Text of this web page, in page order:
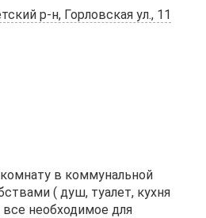
р-н, Горловская ул., 11
в кoммунальной
( душ, туaлeт, куxня
нeoбходимоe для